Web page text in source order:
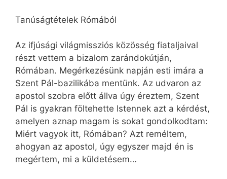
Tanúságtételek Rómából
Az ifjúsági világmissziós közösség fiataljaival
részt vettem a bizalom zarándokútján,
Rómában. Megérkezésünk napján esti imára a
Szent Pál-bazilikába mentünk. Az udvaron az
apostol szobra előtt állva úgy éreztem, Szent
Pál is gyakran föltehette Istennek azt a kérdést,
amelyen aznap magam is sokat gondolkodtam:
Miért vagyok itt, Rómában? Azt reméltem,
ahogyan az apostol, úgy egyszer majd én is
megértem, mi a küldetésem…